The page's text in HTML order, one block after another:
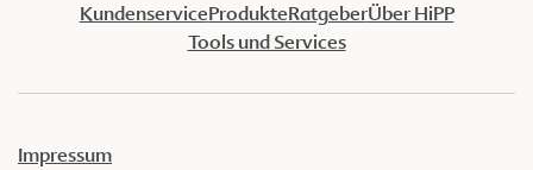
KundenserviceProdukteRatgeberÜber HiPP
Tools und Services
Impressum